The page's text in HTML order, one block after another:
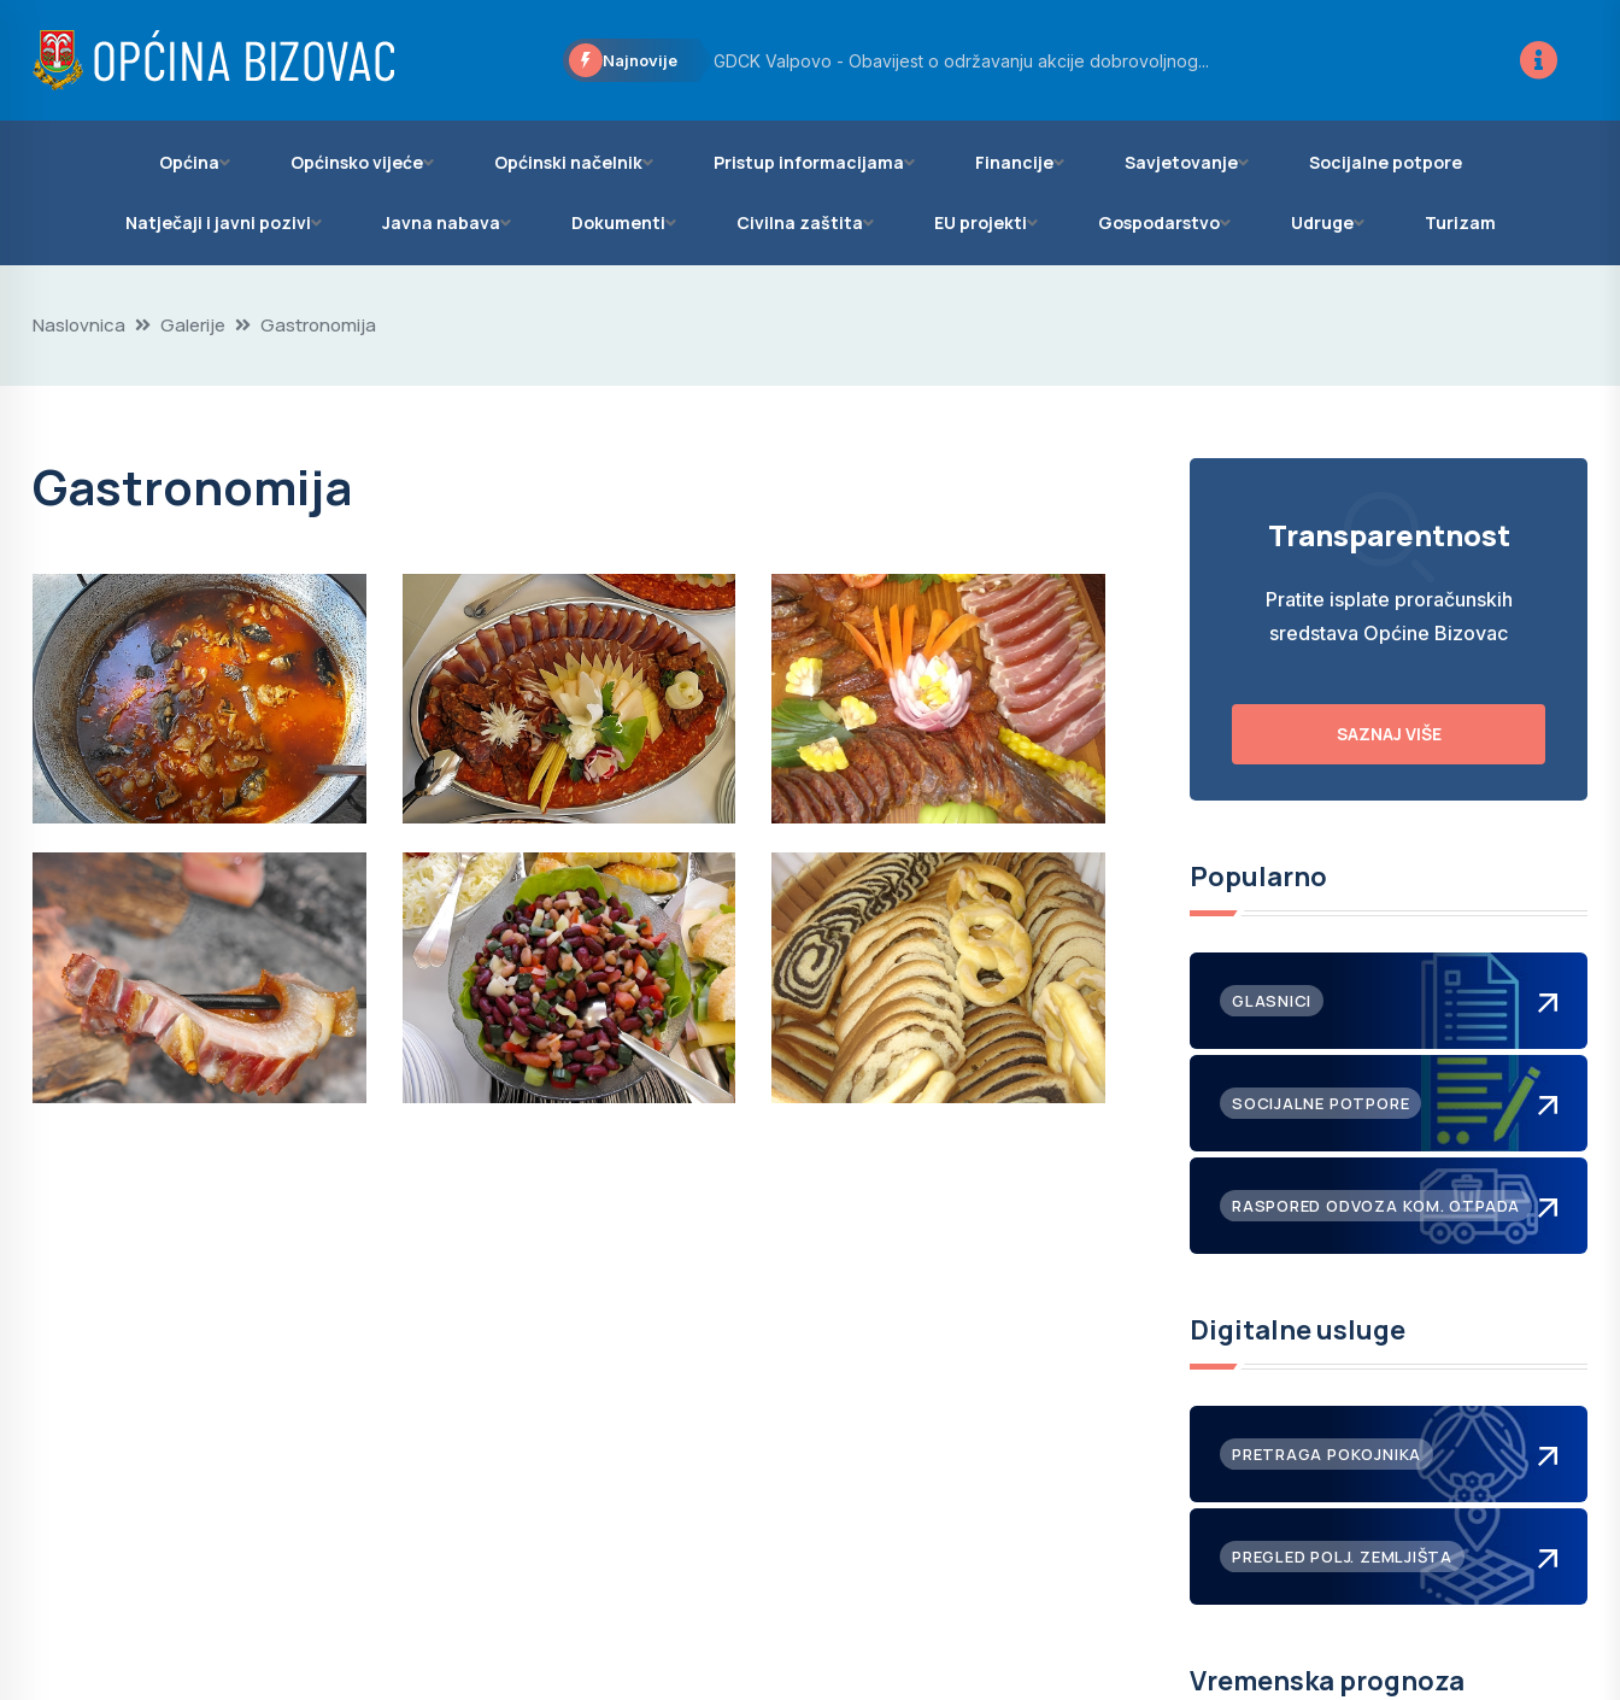
Najnovije GDCK Valpovo - Obavijest o održavanju akcije dobrovoljnog...
Općina Općinsko vijeće Općinski načelnik Pristup informacijama Financije Savjetovanje Socijalne potpore
Natječaji i javni pozivi Javna nabava Dokumenti Civilna zaštita EU projekti Gospodarstvo Udruge Turizam
Naslovnica Galerije Gastronomija
Gastronomija
Transparentnost
Pratite isplate proračunskih
sredstava Općine Bizovac
SAZNAJ VIŠE
Popularno
GLASNICI
SOCIJALNE POTPORE
RASPORED ODVOZA KOM. OTPADA
Digitalne usluge
PRETRAGA POKOJNIKA
PREGLED POLJ. ZEMLJIŠTA
Vremenska prognoza